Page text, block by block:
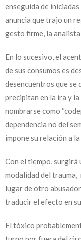
enseguida de
anuncia que trajo un
gesto firme, la
En lo sucesivo, el
de sus consumos es
desencuentros que se
precipitan en la ira y
nombrarse como
dependencia no del
impone su relación a
Con el tiempo, surgirá
modalidad del
lugar de otro
traducir el efecto en
El tóxico